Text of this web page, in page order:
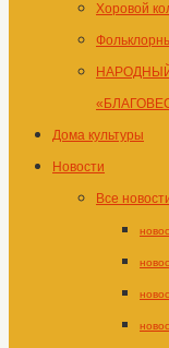
Хоровой
Дома культуры
Новости
Все